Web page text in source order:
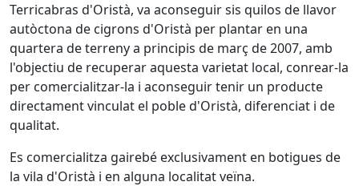
Terricabras d'Oristà, va aconseguir sis quilos de llavor
autòctona de cigrons d'Oristà per plantar en una
quartera de terreny a principis de març de 2007, amb
l'objectiu de recuperar aquesta varietat local, conrear-la
per comercialitzar-la i aconseguir tenir un producte
directament vinculat el poble d'Oristà, diferenciat i de
qualitat.
Es comercialitza gairebé exclusivament en botigues de
la vila d'Oristà i en alguna localitat veïna.